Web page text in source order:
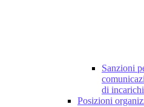
Sanzioni
di
Posizioni